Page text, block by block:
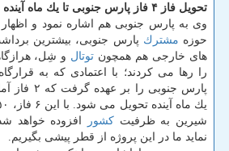
تحویل فاز ۴ فاز پارس جنوبی تا یك ماه آینده
وی به پارس جنوبی هم اشاره نمود و
حوزه مشترك پارس جنوبی، بیشترین
های خارجی هم همچون توتال و شِل،
یك ماه آینده تحویل می شود. با این ۶ فاز، ۱۵۰ میلیون مترمكعب
شیرین به ظرفیتكشور
افزوده خواهد
نماید ما در این پروژه از قطر پیشی بگیریم.